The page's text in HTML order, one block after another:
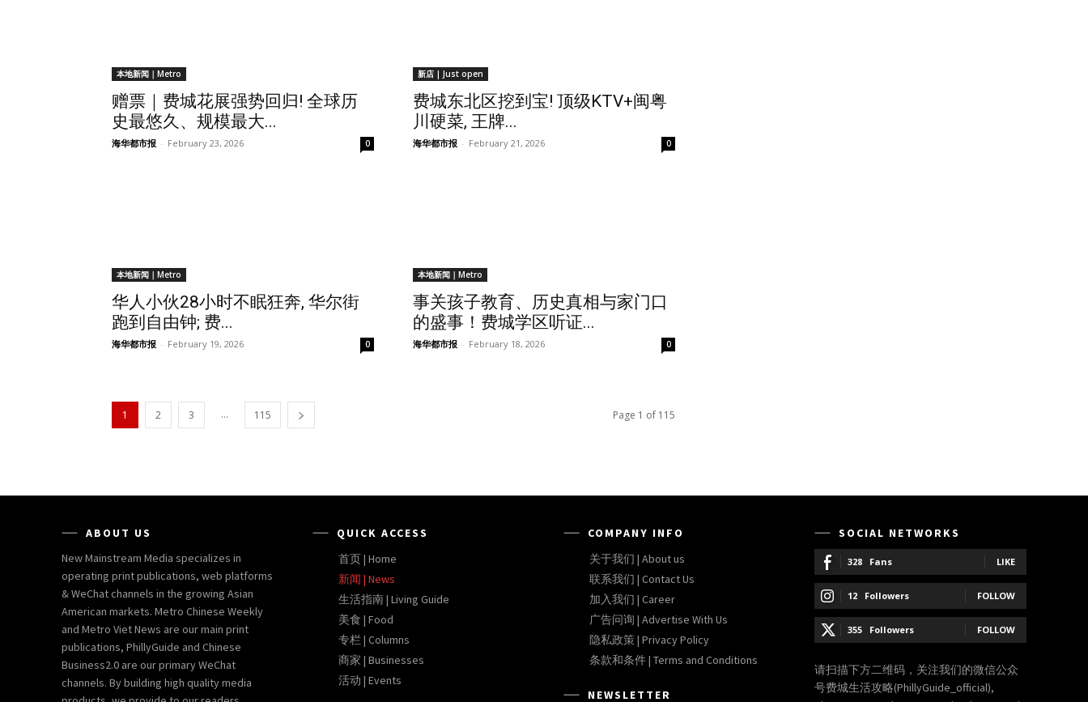
本地新闻｜Metro
赠票｜费城花展强势回归! 全球历
史最悠久、规模最大...
海华都市报 - February 23, 2026 0
新店 | Just open
费城东北区挖到宝! 顶级KTV+闽粤
川硬菜, 王牌...
海华都市报 - February 21, 2026 0
本地新闻｜Metro
华人小伙28小时不眠狂奔, 华尔街
跑到自由钟; 费...
海华都市报 - February 19, 2026 0
本地新闻｜Metro
事关孩子教育、历史真相与家门口
的盛事！费城学区听证...
海华都市报 - February 18, 2026 0
1 2 3 ... 115 Page 1 of 115
ABOUT US
New Mainstream Media specializes in
operating print publications, web platforms
& WeChat channels in the growing Asian
American markets. Metro Chinese Weekly
and Metro Viet News are our main print
publications, PhillyGuide and Chinese
Business2.0 are our primary WeChat
channels. By building high quality media
QUICK ACCESS
首页 | Home
新闻 | News
生活指南 | Living Guide
美食 | Food
专栏 | Columns
商家 | Businesses
活动 | Events
COMPANY INFO
关于我们 | About us
联系我们 | Contact Us
加入我们 | Career
广告问询 | Advertise With Us
隐私政策 | Privacy Policy
条款和条件 | Terms and Conditions
NEWSLETTER
SOCIAL NETWORKS
328 Fans LIKE
12 Followers FOLLOW
355 Followers FOLLOW
请扫描下方二维码，关注我们的微信公众
号费城生活攻略(PhillyGuide_official),